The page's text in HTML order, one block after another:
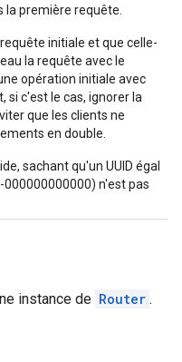
première requête.
initiale et que celle-
la requête avec le
opération initiale avec
si c'est le cas, ignorer la
que les clients ne
en double.
sachant qu'un UUID égal
n'est pas
instance de Router .